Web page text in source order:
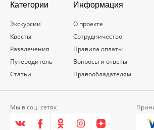
Категории
Экскурсии
Квесты
Развлечения
Путеводитель
Статьи
Информация
О проекте
Сотрудничество
Правила оплаты
Вопросы и ответы
Правообладателям
Мы в соц. сетях